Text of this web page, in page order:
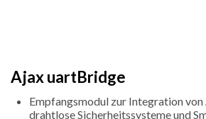
Ajax uartBridge
Empfangsmodul zur Integration
drahtlose Sicherheitssysteme und